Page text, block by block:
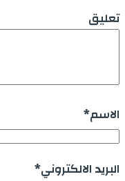
تعليق
الاسم*
البريد الالكتروني*